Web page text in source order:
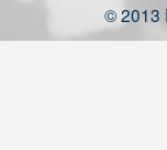
© 2013